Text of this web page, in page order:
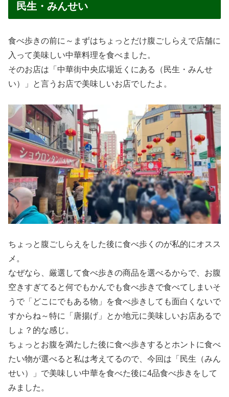
民生・みんせい
食べ歩きの前に～まずはちょっとだけ腹ごしらえで店舗に
入って美味しい中華料理を食べました。
そのお店は「中華街中央広場近くにある（民生・みんせ
い）」と言うお店で美味しいお店でしたよ。
ちょっと腹ごしらえをした後に食べ歩くのが私的にオスス
メ。
なぜなら、厳選して食べ歩きの商品を選べるからで、お腹
空きすぎてると何でもかんでも食べ歩きで食べてしまいそ
うで「どこにでもある物」を食べ歩きしても面白くないで
すからね～特に「唐揚げ」とか地元に美味しいお店あるで
しょ？的な感じ。
ちょっとお腹を満たした後に食べ歩きするとホントに食べ
たい物が選べると私は考えてるので、今回は「民生（みん
せい）」で美味しい中華を食べた後に4品食べ歩きをして
みました。